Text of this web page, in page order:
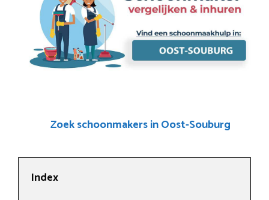
Zoek schoonmakers in Oost-Souburg
Index